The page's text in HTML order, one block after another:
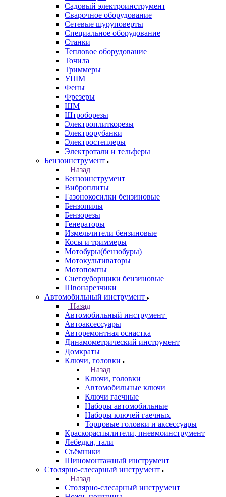
Садовый электроинструмент
Сварочное оборудование
Сетевые шуруповерты
Специальное оборудование
Станки
Тепловое оборудование
Точила
Триммеры
УШМ
Фены
Фрезеры
ШМ
Штроборезы
Электроплиткорезы
Электрорубанки
Электростеплеры
Электротали и тельферы
Бензоинструмент
Назад
Бензоинструмент
Виброплиты
Газонокосилки бензиновые
Бензопилы
Бензорезы
Генераторы
Измельчители бензиновые
Косы и триммеры
Мотобуры(бензобуры)
Мотокультиваторы
Мотопомпы
Снегоуборщики бензиновые
Швонарезчики
Автомобильный инструмент
Назад
Автомобильный инструмент
Автоаксессуары
Авторемонтная оснастка
Динамометрический инструмент
Домкраты
Ключи, головки
Назад
Ключи, головки
Автомобильные ключи
Ключи гаечные
Наборы автомобильные
Наборы ключей гаечных
Торцовые головки и аксессуары
Краскораспылители, пневмоинструмент
Лебедки, тали
Съёмники
Шиномонтажный инструмент
Столярно-слесарный инструмент
Назад
Столярно-слесарный инструмент